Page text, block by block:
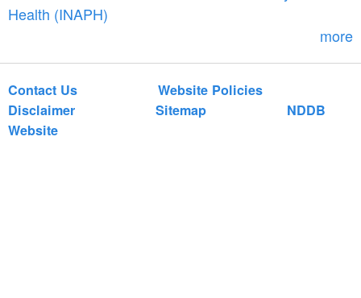
r
Health (INAPH)
more
Contact Us
Website Policies
Disclaimer
Sitemap
NDDB
Website